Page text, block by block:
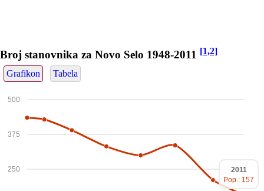
Broj stanovnika za Novo Selo 1948-2011 [1,2]
Grafikon Tabela
250
375
500
2011
Pop.: 157